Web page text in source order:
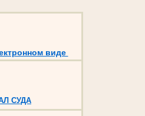
виде
СУДА